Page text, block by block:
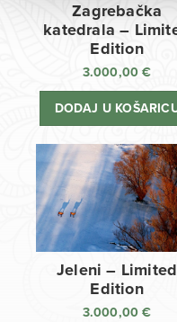
Zagrebačka
katedrala –
Edition
3.000,00€
DODAJ U
Jeleni – Limited
Edition
3.000,00€